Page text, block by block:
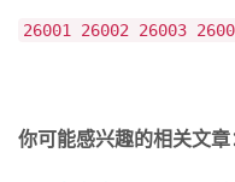
26001 26002 26003
你可能感兴趣的相关文章